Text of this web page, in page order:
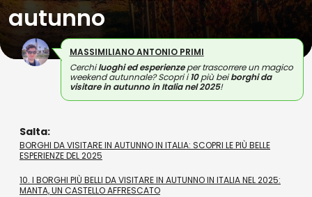
autunno
MASSIMILIANO ANTONIO PRIMI
Cerchiluoghi ed esperienzeper trascorrere un magico
weekend autunnale? Scopri i10più beiborghi da
visitare in autunno in Italia nel 2025!
Salta:
BORGHI DA VISITARE IN AUTUNNO IN ITALIA: SCOPRI LE PIÙ BELLE
ESPERIENZE DEL 2025
10. I BORGHI PIÙ BELLI DA VISITARE IN AUTUNNO IN ITALIA NEL 2025:
MANTA, UN CASTELLO AFFRESCATO